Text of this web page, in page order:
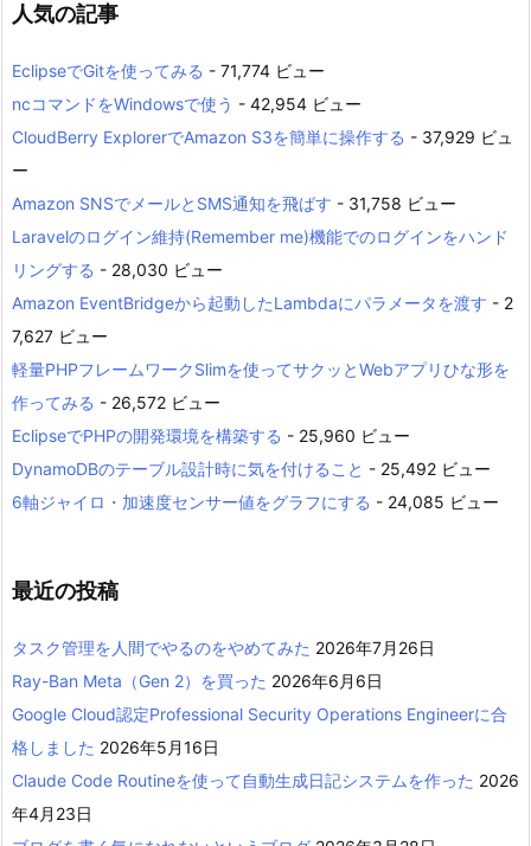
人気の記事
EclipseでGitを使ってみる - 71,774 ビュー
ncコマンドをWindowsで使う - 42,954 ビュー
CloudBerry ExplorerでAmazon S3を簡単に操作する - 37,929 ビュ
ー
Amazon SNSでメールとSMS通知を飛ばす - 31,758 ビュー
Laravelのログイン維持(Remember me)機能でのログインをハンド
リングする - 28,030 ビュー
Amazon EventBridgeから起動したLambdaにパラメータを渡す - 2
7,627 ビュー
軽量PHPフレームワークSlimを使ってサクッとWebアプリひな形を
作ってみる - 26,572 ビュー
EclipseでPHPの開発環境を構築する - 25,960 ビュー
DynamoDBのテーブル設計時に気を付けること - 25,492 ビュー
6軸ジャイロ・加速度センサー値をグラフにする - 24,085 ビュー
最近の投稿
タスク管理を人間でやるのをやめてみた 2026年7月26日
Ray-Ban Meta（Gen 2）を買った 2026年6月6日
Google Cloud認定Professional Security Operations Engineerに合
格しました 2026年5月16日
Claude Code Routineを使って自動生成日記システムを作った 2026
年4月23日